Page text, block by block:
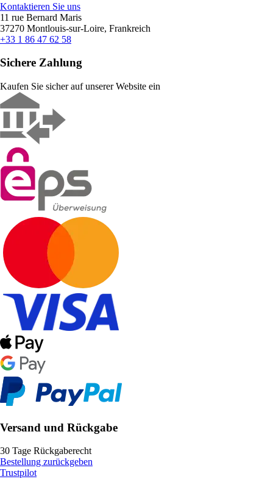
Kontaktieren Sie uns
11 rue Bernard Maris
37270 Montlouis-sur-Loire, Frankreich
+33 1 86 47 62 58
Sichere Zahlung
Kaufen Sie sicher auf unserer Website ein
Versand und Rückgabe
30 Tage Rückgaberecht
Bestellung zurückgeben
Trustpilot